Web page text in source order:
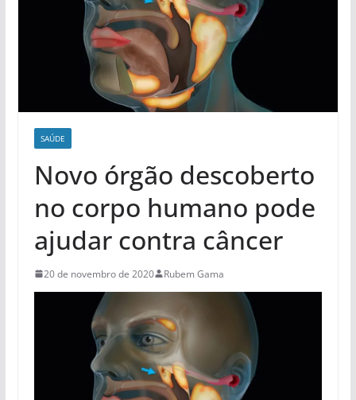
SAÚDE
Novo órgão descoberto
no corpo humano pode
ajudar contra câncer
20 de novembro de 2020 Rubem Gama